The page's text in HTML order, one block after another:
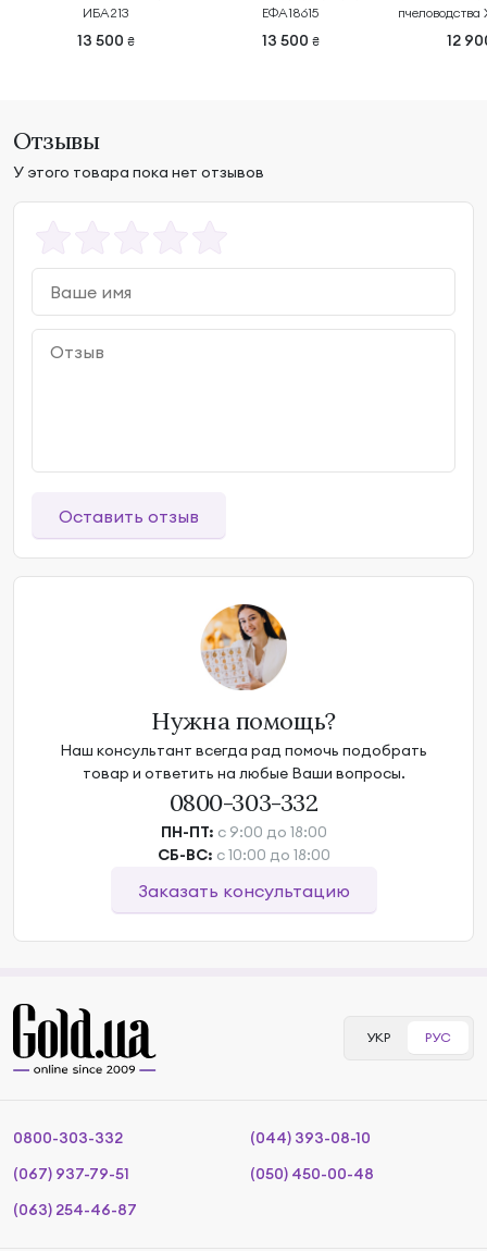
ИБА213
13 500 ₴
ЕФА18615
13 500 ₴ 12
Отзывы
У этого товара пока нет отзывов
Оставить отзыв
Нужна помощь?
Наш консультант всегда рад помочь подобрать
товар и ответить на любые Ваши вопросы.
0800-303-332
ПН-ПТ: с 9:00 до 18:00
СБ-ВС: с 10:00 до 18:00
Заказать консультацию
УКР РУС
0800-303-332
(044) 393-08-10
(067) 937-79-51
(050) 450-00-48
(063) 254-46-87